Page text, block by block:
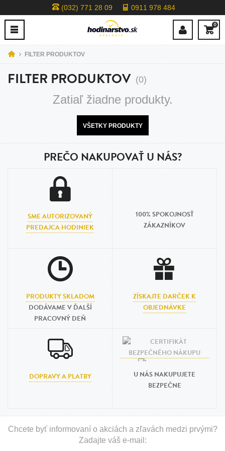
(032) 771 28 09 0911 978 484
0
FILTER PRODUKTOV
FILTER PRODUKTOV (0)
Zatiaľ žiadne produkty.
VŠETKY PRODUKTY
PREČO NAKUPOVAŤ U NÁS?
SME AUTORIZOVANÝ
PREDAJCA HODINIEK
100% SPOKOJNOSŤ
ZÁKAZNÍKOV
PRODUKTY SKLADOM
DODÁVAME V ĎALŠÍ
PRACOVNÝ DEŇ
ZÍSKAJTE DARČEK K
OBJEDNÁVKE
DOPRAVY A PLATBY
U NÁS NAKUPUJETE
BEZPEČNE
Chcete byť informovaní o akciách a zľavách medzi prvými?
Zadajte váš e-mail: